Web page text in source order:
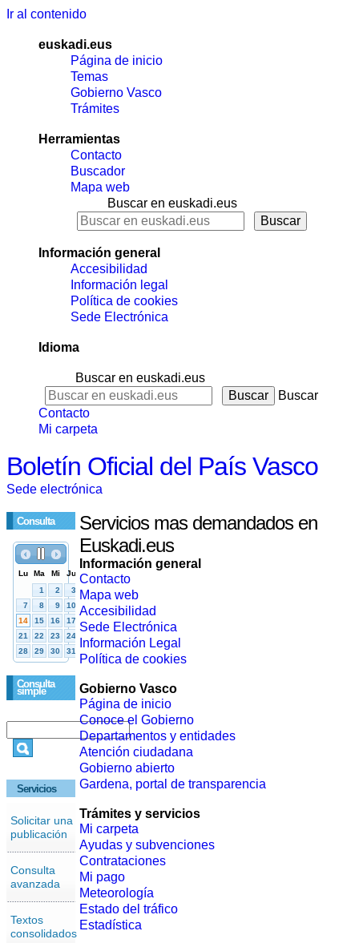
Ir al contenido
euskadi.eus
Página de inicio
Temas
Gobierno Vasco
Trámites
Herramientas
Contacto
Buscador
Mapa web
Buscar en euskadi.eus
Información general
Accesibilidad
Información legal
Política de cookies
Sede Electrónica
Idioma
Buscar en euskadi.eus
Buscar
Contacto
Mi carpeta
Boletín Oficial del País Vasco
Sede electrónica
Consulta
Consulta
simple
Servicios
Solicitar una
publicación
Consulta
avanzada
Textos
consolidados
Servicios mas demandados en
Euskadi.eus
Información general
Contacto
Mapa web
Accesibilidad
Sede Electrónica
Información Legal
Política de cookies
Gobierno Vasco
Página de inicio
Conoce el Gobierno
Departamentos y entidades
Atención ciudadana
Gobierno abierto
Gardena, portal de transparencia
Trámites y servicios
Mi carpeta
Ayudas y subvenciones
Contrataciones
Mi pago
Meteorología
Estado del tráfico
Estadística